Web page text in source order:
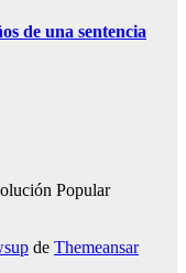
de una sentencia
Popular
de Themeansar